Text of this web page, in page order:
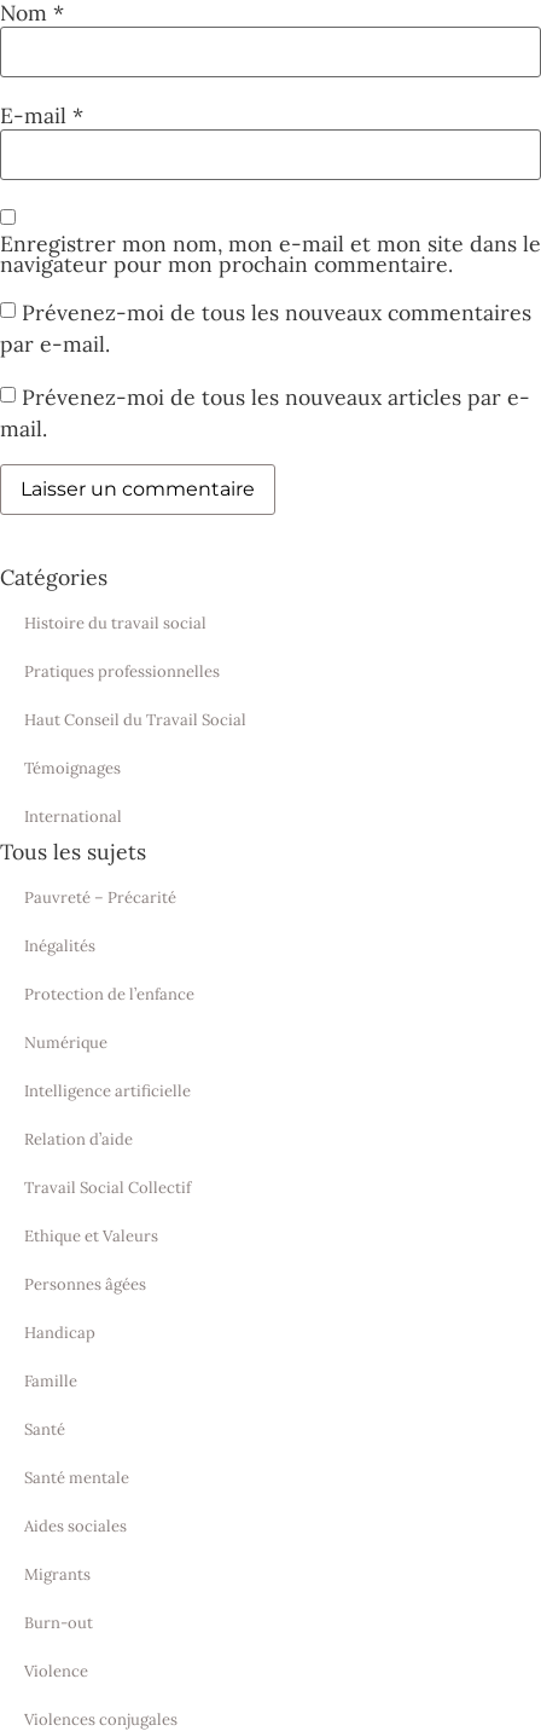
Nom *
E-mail *
Enregistrer mon nom, mon e-mail et mon site dans le
navigateur pour mon prochain commentaire.
Prévenez-moi de tous les nouveaux commentaires
par e-mail.
Prévenez-moi de tous les nouveaux articles par e-
mail.
Catégories
Histoire du travail social
Pratiques professionnelles
Haut Conseil du Travail Social
Témoignages
International
Tous les sujets
Pauvreté – Précarité
Inégalités
Protection de l’enfance
Numérique
Intelligence artificielle
Relation d’aide
Travail Social Collectif
Ethique et Valeurs
Personnes âgées
Handicap
Famille
Santé
Santé mentale
Aides sociales
Migrants
Burn-out
Violence
Violences conjugales